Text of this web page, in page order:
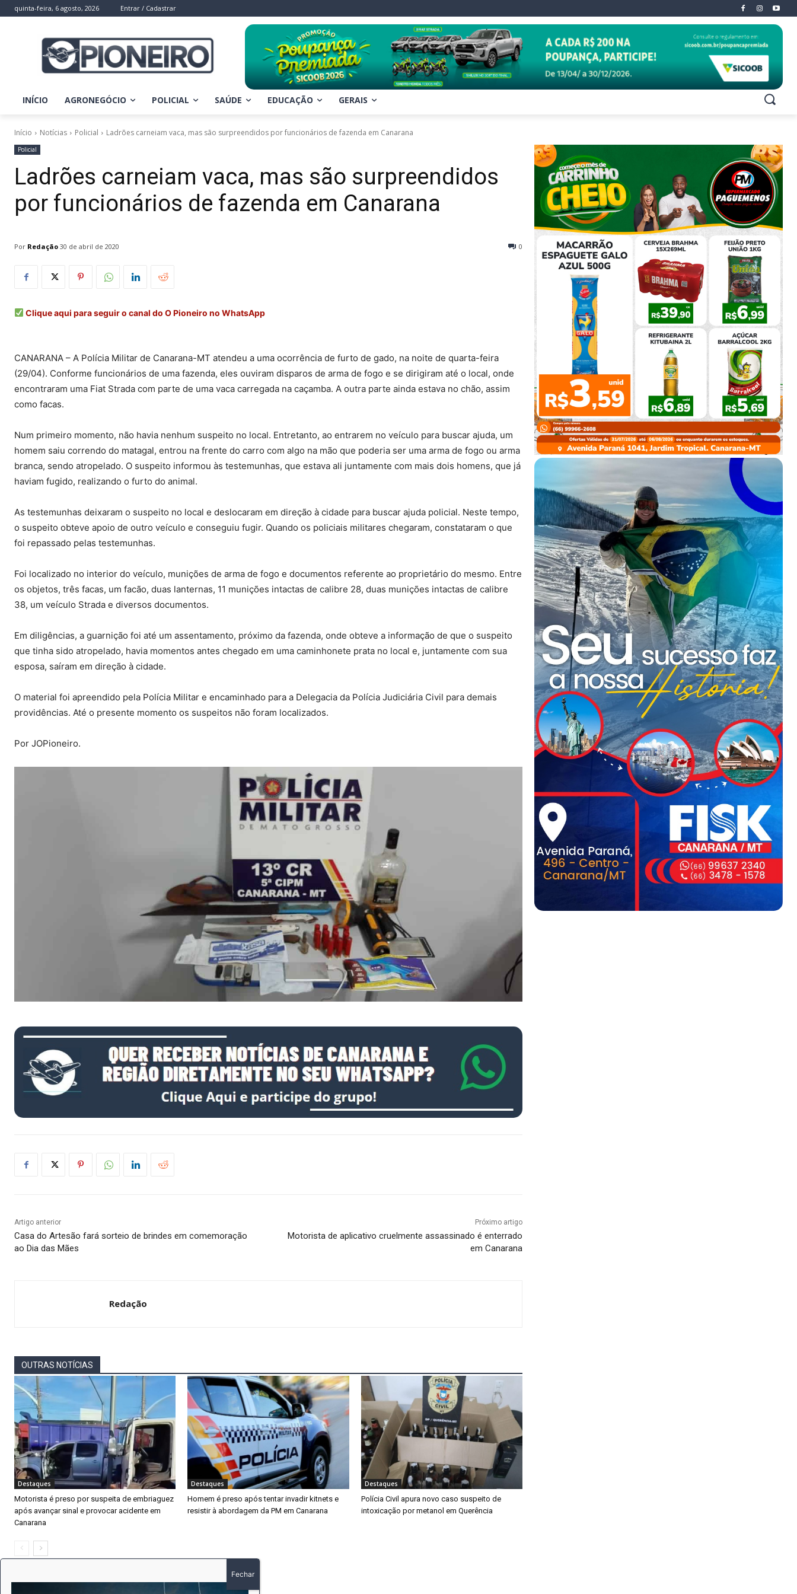
quinta-feira, 6 agosto, 2026 Entrar / Cadastrar
INÍCIO AGRONEGÓCIO POLICIAL SAÚDE EDUCAÇÃO GERAIS
Início Notícias Policial Ladrões carneiam vaca, mas são surpreendidos por funcionários de fazenda em Canarana
Policial
Ladrões carneiam vaca, mas são surpreendidos
por funcionários de fazenda em Canarana
Por Redação 0
30 de abril de 2020
Clique aqui para seguir o canal do O Pioneiro no WhatsApp
CANARANA – A Polícia Militar de Canarana-MT atendeu a uma ocorrência de furto de gado, na noite de quarta-feira
(29/04). Conforme funcionários de uma fazenda, eles ouviram disparos de arma de fogo e se dirigiram até o local, onde
encontraram uma Fiat Strada com parte de uma vaca carregada na caçamba. A outra parte ainda estava no chão, assim
como facas.
Num primeiro momento, não havia nenhum suspeito no local. Entretanto, ao entrarem no veículo para buscar ajuda, um
homem saiu correndo do matagal, entrou na frente do carro com algo na mão que poderia ser uma arma de fogo ou arma
branca, sendo atropelado. O suspeito informou às testemunhas, que estava ali juntamente com mais dois homens, que já
haviam fugido, realizando o furto do animal.
As testemunhas deixaram o suspeito no local e deslocaram em direção à cidade para buscar ajuda policial. Neste tempo,
o suspeito obteve apoio de outro veículo e conseguiu fugir. Quando os policiais militares chegaram, constataram o que
foi repassado pelas testemunhas.
Foi localizado no interior do veículo, munições de arma de fogo e documentos referente ao proprietário do mesmo. Entre
os objetos, três facas, um facão, duas lanternas, 11 munições intactas de calibre 28, duas munições intactas de calibre
38, um veículo Strada e diversos documentos.
Em diligências, a guarnição foi até um assentamento, próximo da fazenda, onde obteve a informação de que o suspeito
que tinha sido atropelado, havia momentos antes chegado em uma caminhonete prata no local e, juntamente com sua
esposa, saíram em direção à cidade.
O material foi apreendido pela Polícia Militar e encaminhado para a Delegacia da Polícia Judiciária Civil para demais
providências. Até o presente momento os suspeitos não foram localizados.
Por JOPioneiro.
Artigo anterior
Casa do Artesão fará sorteio de brindes em comemoração
ao Dia das Mães
Próximo artigo
Motorista de aplicativo cruelmente assassinado é enterrado
em Canarana
Redação
OUTRAS NOTÍCIAS
Destaques
Motorista é preso por suspeita de embriaguez
após avançar sinal e provocar acidente em
Canarana
Destaques
Homem é preso após tentar invadir kitnets e
resistir à abordagem da PM em Canarana
Destaques
Polícia Civil apura novo caso suspeito de
intoxicação por metanol em Querência